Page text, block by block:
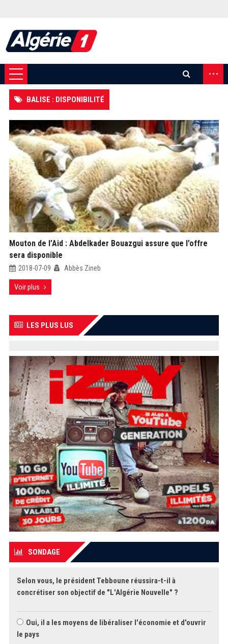
...
BALISE : DISPONIBILITÉ
Mouton de l’Aid : Abdelkader Bouazgui assure que l’offre
sera disponible
2018-07-09 Abbès Zineb
Voir plus
LES PLUS LUS
SONDAGE
Selon vous, le président Tebboune réussira-t-il à
concrétiser son objectif de "L'Algérie Nouvelle" ?
Oui, il a les moyens de libéraliser l'économie et d'ouvrir
le pays